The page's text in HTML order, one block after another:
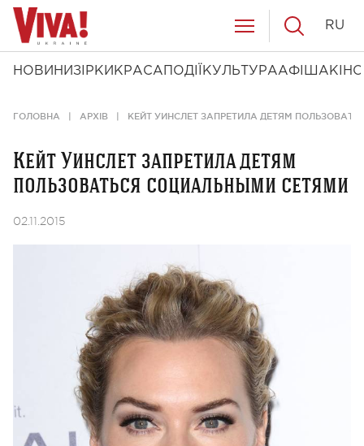
НОВИНИ ЗІРКИ КРАСА ПОДІЇ КУЛЬТУРААФІША КІНО
RU
ГОЛОВНА АРХІВ КЕЙТ УИНСЛЕТ ЗАПРЕТИЛА ДЕТЯМ
Кейт Уинслет запретила детям
пользоваться социальными сетями
02.11.2015